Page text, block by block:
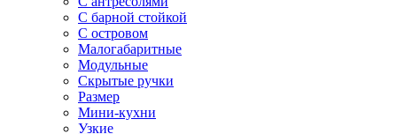
С барной стойкой
С островом
Малогабаритные
Модульные
Скрытые ручки
Размер
Мини-кухни
Узкие